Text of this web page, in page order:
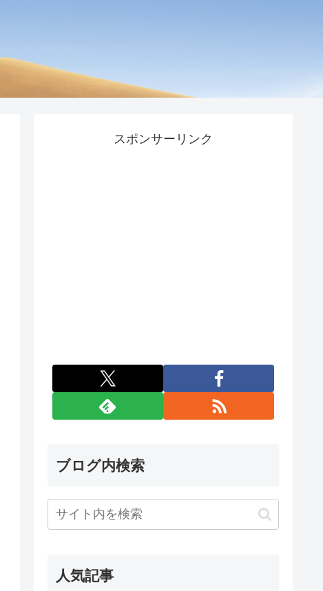
スポンサーリンク
ブログ内検索
人気記事